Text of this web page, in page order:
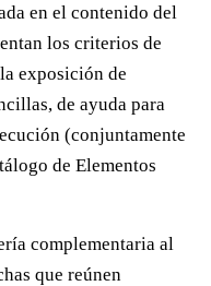
en el contenido del
los criterios de
exposición de
de ayuda para
(conjuntamente
de Elementos
complementaria al
que reúnen